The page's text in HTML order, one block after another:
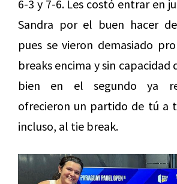
6-3 y 7-6. Les costó entrar en
Sandra por el buen hacer
pues se vieron demasiado
breaks encima y sin capacidad
bien en el segundo ya
ofrecieron un partido de tú a
incluso, al tie break.